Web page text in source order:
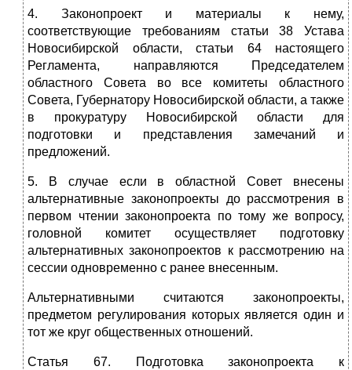
4. Законопроект и материалы к нему,
соответствующие требованиям статьи 38 Устава
Новосибирской области, статьи 64 настоящего
Регламента, направляются Председателем
областного Совета во все комитеты областного
Совета, Губернатору Новосибирской области, а также
в прокуратуру Новосибирской области для
подготовки и представления замечаний и
предложений.
5. В случае если в областной Совет внесены
альтернативные законопроекты до рассмотрения в
первом чтении законопроекта по тому же вопросу,
головной комитет осуществляет подготовку
альтернативных законопроектов к рассмотрению на
сессии одновременно с ранее внесенным.
Альтернативными считаются законопроекты,
предметом регулирования которых является один и
тот же круг общественных отношений.
Статья 67. Подготовка законопроекта к